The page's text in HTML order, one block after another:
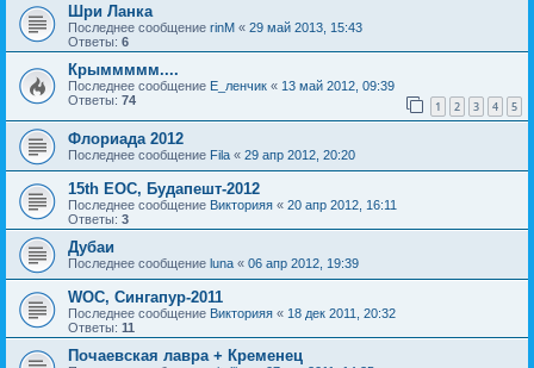
Шри Ланка
Последнее сообщение rinM « 29 май 2013, 15:43
Ответы: 6
Крыммммм....
Последнее сообщение Е_ленчик « 13 май 2012, 09:39
Ответы: 74 1 2 3 4 5
Флориада 2012
Последнее сообщение Fila « 29 апр 2012, 20:20
15th EOC, Будапешт-2012
Последнее сообщение Викторияя « 20 апр 2012, 16:11
Ответы: 3
Дубаи
Последнее сообщение luna « 06 апр 2012, 19:39
WOC, Сингапур-2011
Последнее сообщение Викторияя « 18 дек 2011, 20:32
Ответы: 11
Почаевская лавра + Кременец